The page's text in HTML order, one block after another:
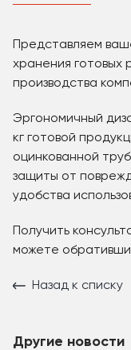
Представляем
хранения готовых
производства
Эргономичный
кг готовой
оцинкованной
защиты от
удобства
Получить
можете
Назад к списку
Другие новости